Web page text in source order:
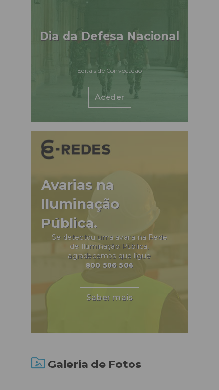
Dia da Defesa Nacional
Editais de Convocação
Aceder
Avarias na
Iluminação
Pública.
Se detectou uma avaria na Rede
de Iluminação Pública,
agradecemos que ligue
800 506 506
Saber mais
Galeria de Fotos